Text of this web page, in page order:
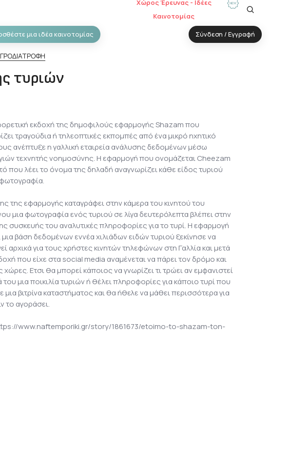
Χώρος Έρευνας - Ιδέες
Καινοτομίας
μια ιδέα καινοτομίας Σύνδεση / Εγγραφή
τυριών
εκδοχή της δημοφιλούς εφαρμογής Shazam που
τραγούδια ή τηλεοπτικές εκπομπές από ένα μικρό ηχητικό
ανέπτυξε η γαλλική εταιρεία ανάλυσης δεδομένων μέσω
τεχνητής νοημοσύνης. Η εφαρμογή που ονομάζεται Cheezam
που λέει το όνομα της δηλαδή αναγνωρίζει κάθε είδος τυριού
της εφαρμογής καταγράφει στην κάμερα του κινητού του
μια φωτογραφία ενός τυριού σε λίγα δευτερόλεπτα βλέπει στην
συσκευής του αναλυτικές πληροφορίες για το τυρί. Η εφαρμογή
βάση δεδομένων εννέα χιλιάδων ειδών τυριού ξεκίνησε να
αρχικά για τους χρήστες κινητών τηλεφώνων στη Γαλλία και μετά
που είχε στα social media αναμένεται να πάρει τον δρόμο και
χώρες. Ετσι θα μπορεί κάποιος να γνωρίζει τι τρώει αν εμφανιστεί
μια ποικιλία τυριών ή θέλει πληροφορίες για κάποιο τυρί που
μια βιτρίνα καταστήματος και θα ήθελε να μάθει περισσότερα για
το αγοράσει.
www.naftemporiki.gr/story/1861673/etoimo-to-shazam-ton-